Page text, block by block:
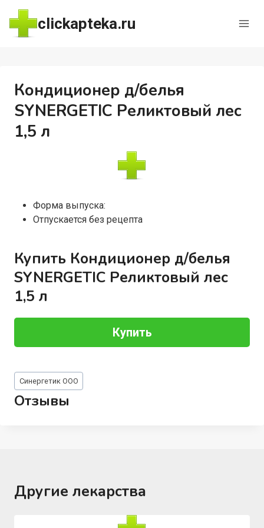
Перейти
содержимому
clickapteka.ru
Кондиционер д/белья
SYNERGETIC Реликтовый лес
1,5 л
Форма выпуска:
Отпускается без рецепта
Купить Кондиционер д/белья
SYNERGETIC Реликтовый лес
1,5 л
Купить
Метки
записи:
Синергетик ООО
Отзывы
Другие лекарства